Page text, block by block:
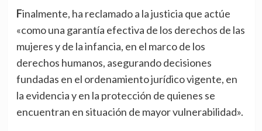
Finalmente, ha reclamado a la justicia que actúe
«como una garantía efectiva de los derechos de las
mujeres y de la infancia, en el marco de los
derechos humanos, asegurando decisiones
fundadas en el ordenamiento jurídico vigente, en
la evidencia y en la protección de quienes se
encuentran en situación de mayor vulnerabilidad».